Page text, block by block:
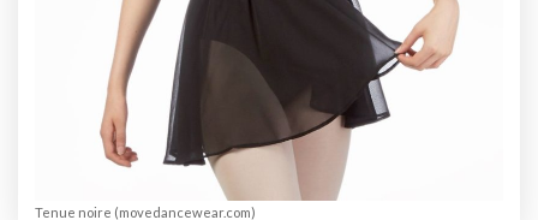
Tenue noire (movedancewear.com)